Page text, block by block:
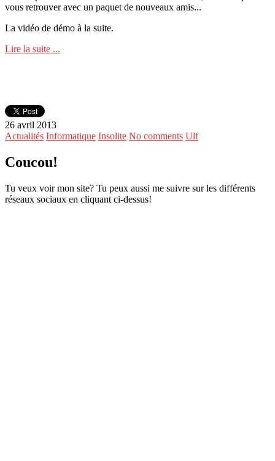
vous retrouver avec un paquet de nouveaux amis...
La vidéo de démo à la suite.
Lire la suite ...
26 avril 2013
Actualités Informatique Insolite No comments Ulf
Coucou!
Tu veux voir mon site? Tu peux aussi me suivre sur les différents
réseaux sociaux en cliquant ci-dessus!